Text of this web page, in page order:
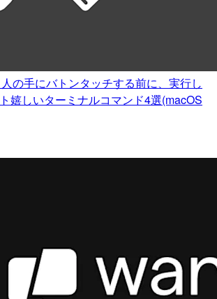
の手にバトンタッチする前に、実行し
嬉しいターミナルコマンド4選(macOS